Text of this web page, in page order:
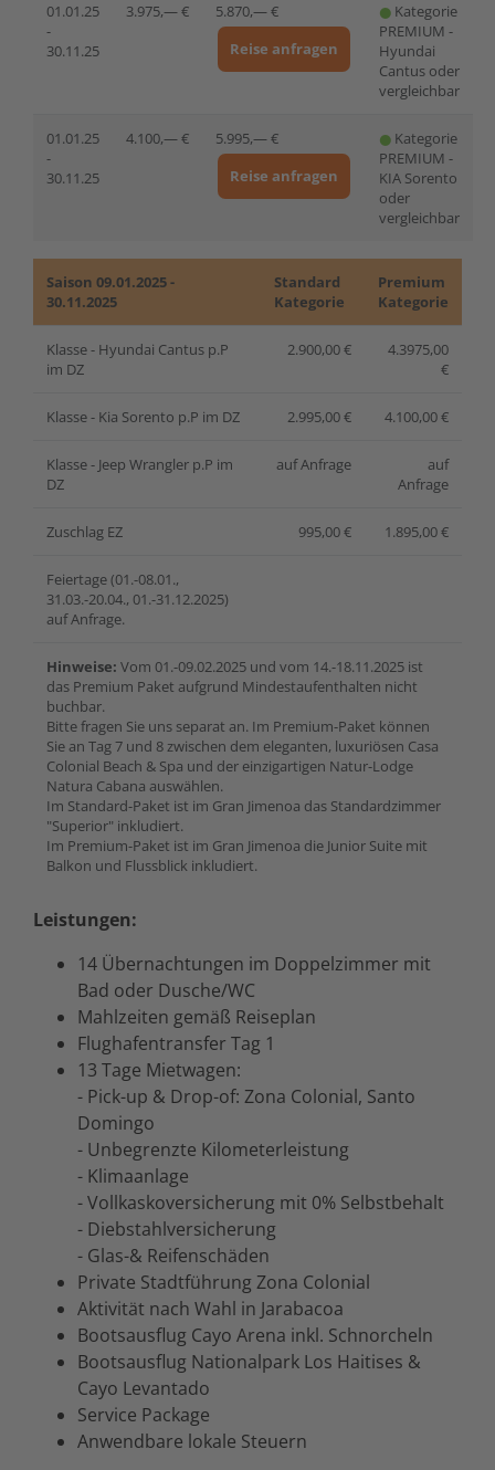
01.01.25
-
30.11.25
3.975,— €
5.870,— €
Reise anfragen
Kategorie
PREMIUM -
Hyundai
Cantus oder
vergleichbar
01.01.25
-
30.11.25
4.100,— €
5.995,— €
Reise anfragen
Kategorie
PREMIUM -
KIA Sorento
oder
vergleichbar
Saison 09.01.2025 -
30.11.2025
Standard
Kategorie
Premium
Kategorie
Klasse - Hyundai Cantus p.P
im DZ
2.900,00 €
4.3975,00
€
Klasse - Kia Sorento p.P im DZ 2.995,00 € 4.100,00 €
Klasse - Jeep Wrangler p.P im
DZ
auf Anfrage
auf
Anfrage
Zuschlag EZ 995,00 € 1.895,00 €
Feiertage (01.-08.01.,
31.03.-20.04., 01.-31.12.2025)
auf Anfrage.
Hinweise: Vom 01.-09.02.2025 und vom 14.-18.11.2025 ist
das Premium Paket aufgrund Mindestaufenthalten nicht
buchbar.
Bitte fragen Sie uns separat an. Im Premium-Paket können
Sie an Tag 7 und 8 zwischen dem eleganten, luxuriösen Casa
Colonial Beach & Spa und der einzigartigen Natur-Lodge
Natura Cabana auswählen.
Im Standard-Paket ist im Gran Jimenoa das Standardzimmer
"Superior" inkludiert.
Im Premium-Paket ist im Gran Jimenoa die Junior Suite mit
Balkon und Flussblick inkludiert.
Leistungen:
14 Übernachtungen im Doppelzimmer mit
Bad oder Dusche/WC
Mahlzeiten gemäß Reiseplan
Flughafentransfer Tag 1
13 Tage Mietwagen:
- Pick-up & Drop-of: Zona Colonial, Santo
Domingo
- Unbegrenzte Kilometerleistung
- Klimaanlage
- Vollkaskoversicherung mit 0% Selbstbehalt
- Diebstahlversicherung
- Glas-& Reifenschäden
Private Stadtführung Zona Colonial
Aktivität nach Wahl in Jarabacoa
Bootsausflug Cayo Arena inkl. Schnorcheln
Bootsausflug Nationalpark Los Haitises &
Cayo Levantado
Service Package
Anwendbare lokale Steuern